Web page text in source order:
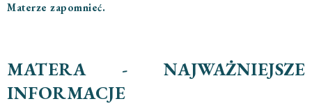
Materze zapomnieć.
MATERA - NAJWAŻNIEJSZE
INFORMACJE